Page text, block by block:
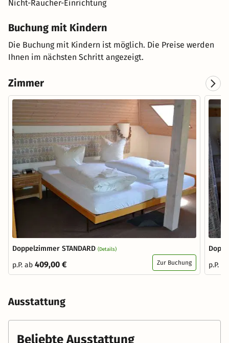
Nicht-Raucher-Einrichtung
Buchung mit Kindern
Die Buchung mit Kindern ist möglich. Die Preise werden
Ihnen im nächsten Schritt angezeigt.
Zimmer
Doppelzimmer STANDARD (Details)
p.P. ab 409,00 € Zur Buchung
p.P.
Ausstattung
Beliebte Ausstattung